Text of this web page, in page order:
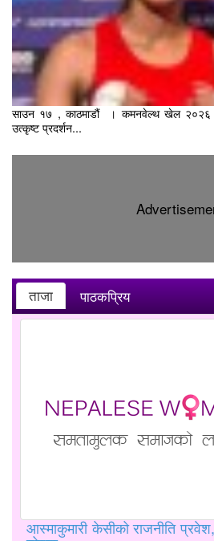
साउन १७ , काठमाडौं । कमनवेल्थ खेल २०२६
उत्कृष्ट प्रदर्शन...
ताजा पाठकप्रिय
आस्माकुमारी केसीको राजनीति